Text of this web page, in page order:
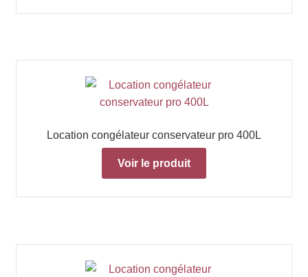
Location congélateur conservateur pro 400L
Voir le produit